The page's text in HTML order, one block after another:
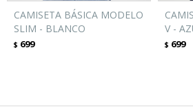
CAMISETA BÁSICA MODELO
SLIM - BLANCO
$ 699
V -
$ 699